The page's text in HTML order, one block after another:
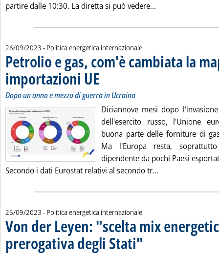
partire dalle 10:30. La diretta si può vedere...
26/09/2023 - Politica energetica internazionale
Petrolio e gas, com'è cambiata la
importazioni UE . Sottotitolo: Dopo un anno e mezzo di guerra in
Dopo un anno e mezzo di guerra in Ucraina
Diciannove mesi dopo
dell'esercito russo, l'Unione
buona parte delle forniture di
Ma l'Europa resta,
dipendente da pochi Paesi
Secondo i dati Eurostat relativi al secondo tr...
26/09/2023 - Politica energetica internazionale
Von der Leyen: "scelta mix
prerogativa degli Stati" . Sottotitolo: L'intervento
. Pubblicata martedì 26